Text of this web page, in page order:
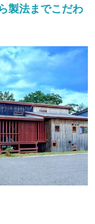
製法までこだわ